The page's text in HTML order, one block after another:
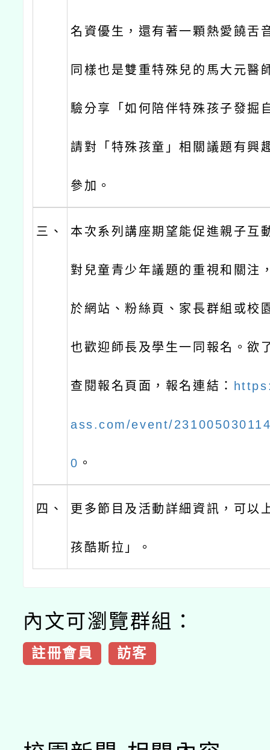
名資優生，還有著一顆熱愛饒舌
同樣也是雙重特殊兒的馬大元醫
驗分享「如何陪伴特殊孩子發掘
請對「特殊孩童」相關議題有興
參加。
三、 本次系列講座期望能促進親子互
對兒童青少年議題的重視和關注
於網站、粉絲頁、家長群組或校
也歡迎師長及學生一同報名。欲
查閱報名頁面，報名連結：
ass.com/event/
0 。
四、 更多節目及活動詳細資訊，可以
孩酷斯拉」。
內文可瀏覽群組：
註冊會員 訪客